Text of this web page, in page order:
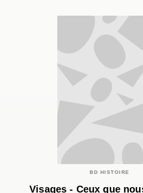
BD HISTOIRE
Visages - Ceux que